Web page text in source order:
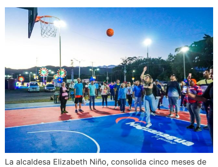
La alcaldesa Elizabeth Niño, consolida cinco meses de